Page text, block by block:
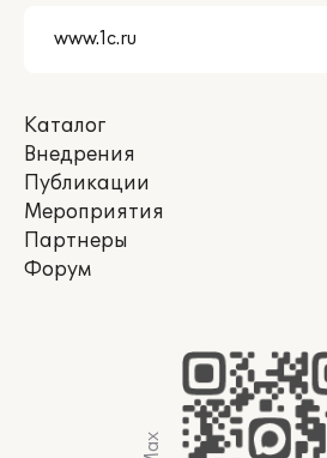
Каталог
Внедрения
Публикации
Мероприятия
Партнеры
Форум